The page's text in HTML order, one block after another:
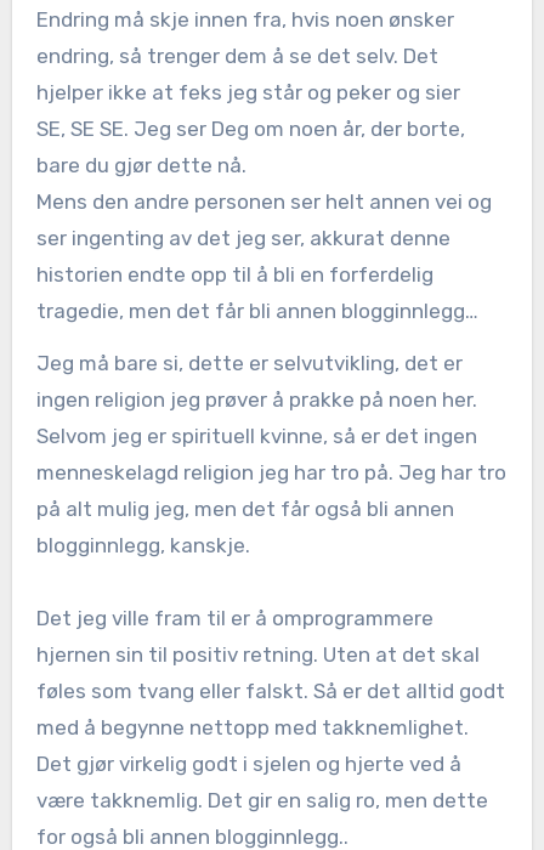
Endring må skje innen fra, hvis noen ønsker
endring, så trenger dem å se det selv. Det
hjelper ikke at feks jeg står og peker og sier
SE, SE SE. Jeg ser Deg om noen år, der borte,
bare du gjør dette nå.
Mens den andre personen ser helt annen vei og
ser ingenting av det jeg ser, akkurat denne
historien endte opp til å bli en forferdelig
tragedie, men det får bli annen blogginnlegg…
Jeg må bare si, dette er selvutvikling, det er
ingen religion jeg prøver å prakke på noen her.
Selvom jeg er spirituell kvinne, så er det ingen
menneskelagd religion jeg har tro på. Jeg har tro
på alt mulig jeg, men det får også bli annen
blogginnlegg, kanskje.
Det jeg ville fram til er å omprogrammere
hjernen sin til positiv retning. Uten at det skal
føles som tvang eller falskt. Så er det alltid godt
med å begynne nettopp med takknemlighet.
Det gjør virkelig godt i sjelen og hjerte ved å
være takknemlig. Det gir en salig ro, men dette
for også bli annen blogginnlegg..